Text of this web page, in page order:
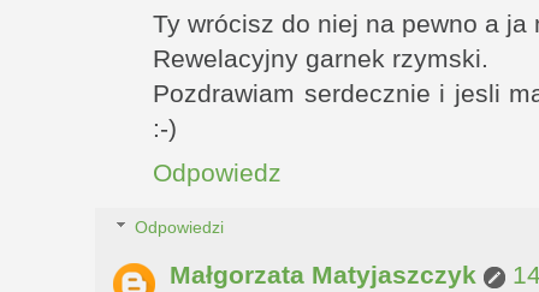
Ty wrócisz do niej na pewno a ja
Rewelacyjny garnek rzymski.
Pozdrawiam serdecznie i jesli
:-)
Odpowiedz
Odpowiedzi
Małgorzata Matyjaszczyk